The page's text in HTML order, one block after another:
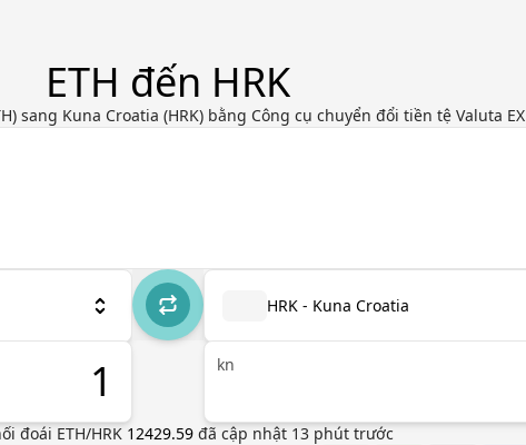
ETH đến HRK
sang Kuna Croatia (HRK) bằng Công cụ chuyển đổi tiền tệ Valuta EX
HRK - Kuna Croatia
kn
đoái ETH/HRK 12429.59 đã cập nhật 13phút trước